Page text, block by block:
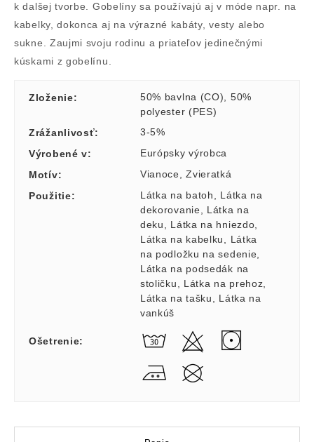
k dalšej tvorbe. Gobelíny sa používajú aj v móde napr. na
kabelky, dokonca aj na výrazné kabáty, vesty alebo
sukne. Zaujmi svoju rodinu a priateľov jedinečnými
kúskami z gobelínu.
Zloženie: 50% bavlna (CO)
50%
polyester (PES)
Zrážanlivosť:
3-5%
Výrobené v:
Európsky výrobca
Motív: Vianoce ,Zvieratká
Použitie: Látka na batoh
Látka na
dekorovanie
Látka na
deku
Látka na hniezdo
Látka na kabelku
Látka
na podložku na sedenie
Látka na podsedák na
stoličku
Látka na prehoz
Látka na tašku
Látka na
vankúš
Ošetrenie: